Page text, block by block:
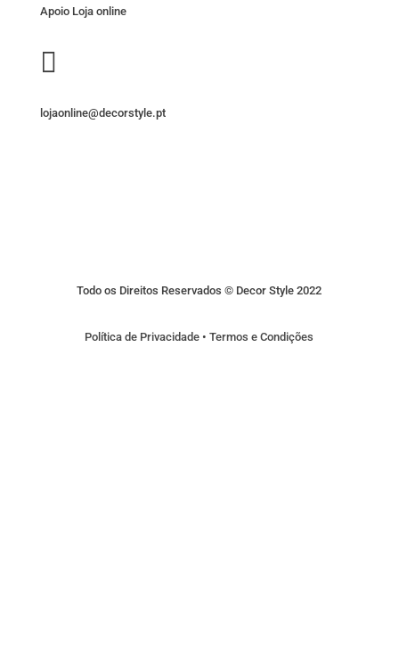
Apoio Loja online

lojaonline@decorstyle.pt
Todo os Direitos Reservados © Decor Style 2022
Política de Privacidade •Termos e Condições